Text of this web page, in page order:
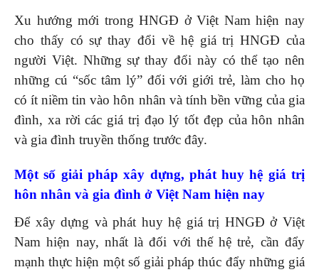
Xu hướng mới trong HNGĐ ở Việt Nam hiện nay
cho thấy có sự thay đổi về hệ giá trị HNGĐ của
người Việt. Những sự thay đổi này có thể tạo nên
những cú “sốc tâm lý” đối với giới trẻ, làm cho họ
có ít niềm tin vào hôn nhân và tính bền vững của gia
đình, xa rời các giá trị đạo lý tốt đẹp của hôn nhân
và gia đình truyền thống trước đây.
Một số giải pháp xây dựng, phát huy hệ giá trị
hôn nhân và gia đình ở Việt Nam hiện nay
Để xây dựng và phát huy hệ giá trị HNGĐ ở Việt
Nam hiện nay, nhất là đối với thế hệ trẻ, cần đẩy
mạnh thực hiện một số giải pháp thúc đẩy những giá